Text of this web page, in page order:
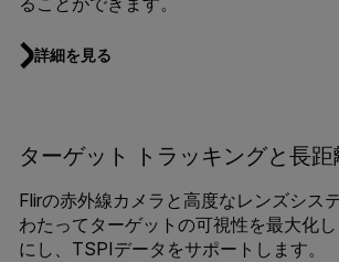
詳細を見る
ターゲット トラッキングと長距
Flirの赤外線カメラと高度なレンズシス
わたってターゲットの可視性を最大化
にし、TSPIデータをサポートします。